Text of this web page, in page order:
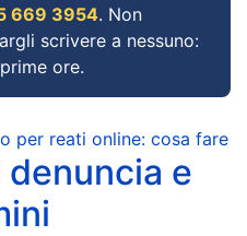
669 3954. Non
scrivere a nessuno:
ore.
per reati online: cosa fare
e